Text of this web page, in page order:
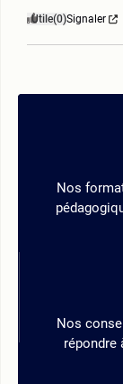
Utile(0)Signaler
Nos
Nos
répondre